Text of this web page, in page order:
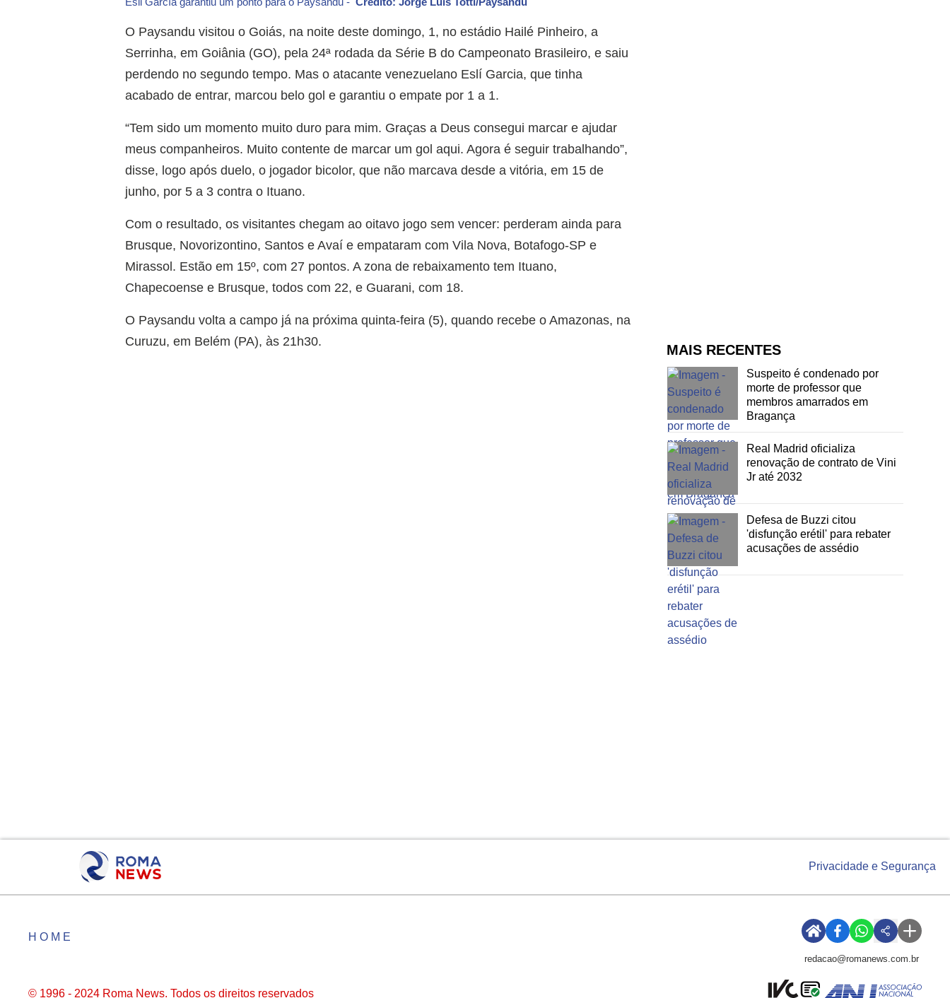
O Paysandu visitou o Goiás, na noite deste domingo, 1, no estádio Hailé Pinheiro, a
Serrinha, em Goiânia (GO), pela 24ª rodada da Série B do Campeonato Brasileiro, e saiu
perdendo no segundo tempo. Mas o atacante venezuelano Eslí Garcia, que tinha
acabado de entrar, marcou belo gol e garantiu o empate por 1 a 1.
“Tem sido um momento muito duro para mim. Graças a Deus consegui marcar e ajudar
meus companheiros. Muito contente de marcar um gol aqui. Agora é seguir trabalhando”,
disse, logo após duelo, o jogador bicolor, que não marcava desde a vitória, em 15 de
junho, por 5 a 3 contra o Ituano.
Com o resultado, os visitantes chegam ao oitavo jogo sem vencer: perderam ainda para
Brusque, Novorizontino, Santos e Avaí e empataram com Vila Nova, Botafogo-SP e
Mirassol. Estão em 15º, com 27 pontos. A zona de rebaixamento tem Ituano,
Chapecoense e Brusque, todos com 22, e Guarani, com 18.
O Paysandu volta a campo já na próxima quinta-feira (5), quando recebe o Amazonas, na
Curuzu, em Belém (PA), às 21h30.
MAIS RECENTES
Suspeito é condenado por
morte de professor que
membros amarrados em
Bragança
Real Madrid oficializa
renovação de contrato de Vini
Jr até 2032
Defesa de Buzzi citou
'disfunção erétil' para rebater
acusações de assédio
Privacidade e Segurança
HOME
redacao@romanews.com.br
© 1996 - 2024 Roma News. Todos os direitos reservados